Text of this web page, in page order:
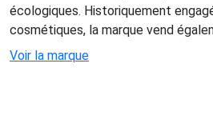
écologiques. Historiquement
cosmétiques, la marque vend
Voir la marque